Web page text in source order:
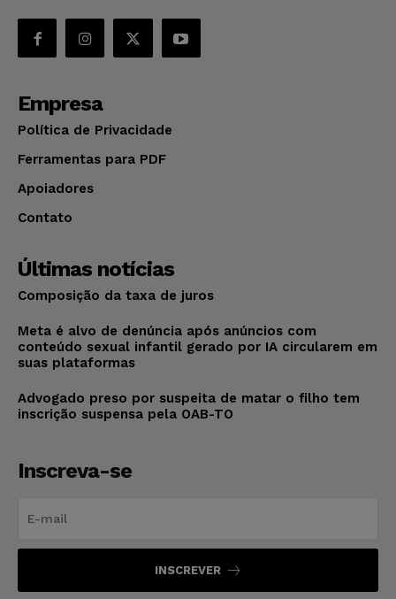
Empresa
Política de Privacidade
Ferramentas para PDF
Apoiadores
Contato
Últimas notícias
Composição da taxa de juros
Meta é alvo de denúncia após anúncios com
conteúdo sexual infantil gerado por IA circularem em
suas plataformas
Advogado preso por suspeita de matar o filho tem
inscrição suspensa pela OAB-TO
Inscreva-se
INSCREVER